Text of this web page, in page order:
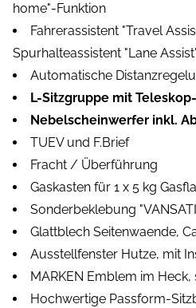
home"-Funktion
Fahrerassistent "Travel
Spurhalteassistent "Lane
Automatische
L-Sitzgruppe mit
Nebelscheinwerfer inkl.
TUEV und F.Brief
Fracht / Überführung
Gaskasten für 1 x 5 kg
Sonderbeklebung
Glattblech Seitenwaende,
Ausstellfenster Hutze, mit
MARKEN Emblem im
Hochwertige Passform-